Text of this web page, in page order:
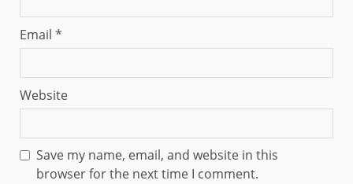
Email *
Website
Save my name, email, and website in this
browser for the next time I comment.